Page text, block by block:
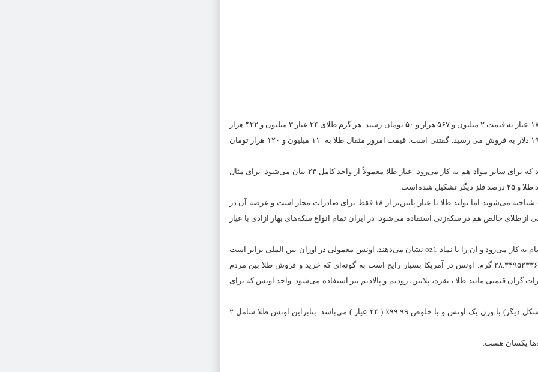
قیمت امروز طلا ۱۵ فروردین ماه ۱۴۰۲ اعلام شد. بر این اساس هر گرم طلای ۱۸ عیار به قیمت ۲ میلیون و ۵۶۷ هزار و ۵۰ تومان رسید. هر گرم طلای ۲۴ عیار ۳ میلیون و ۴۲۲ هزار
۷۳۳ تومان قیمت گذاری شد. همچنین هر اونس طلا در بازارهای جهانی ۱۹۸۰٫۱۴ دلار به فروش می رسید. گفتنی است، قیمت امروز مثقال طلا به ۱۱ میلیون و ۱۲۰ هزار تومان
عیار واحد اندازه‌گیری خلوص آلیاژهای طلا و دیگر فلزات گران‌بها است. هر چند که برای سایر مواد هم به کار می‌رود. عیار طلا معمولاً از واحد کامل ۲۴ بیان می‌شود. برای مثال
در ایران معمولاً از عیار ۱۸ استفاده می‌شود و عیارهای ۲۰ و ۲۲ هم به رسمیت شناخته می‌شوند اما تولید طلا با عیار پایین‌تر از ۱۸ فقط برای صادرات مجاز است و عرضه آن در
از طلای خالص هم در سکه‌زنی استفاده می‌شود. در ایران تمام انواع سکه‌های بهار آزادی با عیار
اونس، واحد اندازه‌گیری وزن است که برای فلزات گرانبها و نیز برای سایر اجسام به کار می‌رود و آن را با نماد oz1 نشان می‌دهند. اونس معمولی در اوزان بین الملی برابر است
با یک شانزدهم پوند یا ۴۰۰ ارزن که در سیستم متریک مساوی می‌شود با ۲۸.۳۴۹۵۲۳۳۶۰۵ گرم. اونس در آمریکا بسیار رایج است به گونه‌ای که خرید و فروش طلا بین مردم
قیمتی مانند طلا ، نقره، پلاتین، رودیم و پالادیم نیز استفاده می‌شود. واحد اونس که برای
اصطلاح یک اونس طلا به‌ معنی قیمت دلاری یک تکه طلا (ساچمه مانند یا هر شکل دیگر) با وزن یک اونس و با خلوص ۹۹.۹۹٪ ( ۲۴ عیار ) می‌باشد. بنابراین اونس طلا شامل ۲